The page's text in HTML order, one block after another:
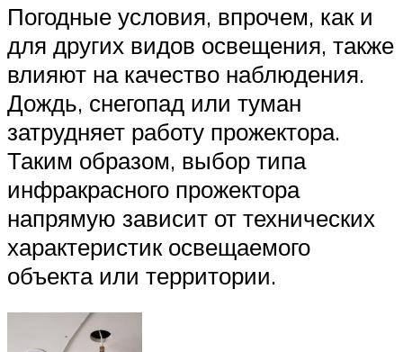
Погодные условия, впрочем, как и
для других видов освещения, также
влияют на качество наблюдения.
Дождь, снегопад или туман
затрудняет работу прожектора.
Таким образом, выбор типа
инфракрасного прожектора
напрямую зависит от технических
характеристик освещаемого
объекта или территории.